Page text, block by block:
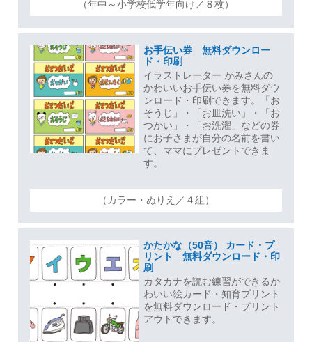
（年中～小学校低学年向け／８枚）
お手伝い券 無料ダウンロー
ド・印刷
イラストレーター がみさんの
かわいいお手伝い券を無料ダウ
ンロード・印刷できます。「お
そうじ」・「お皿洗い」・「お
つかい」・「お洗濯」などの券
にお子さまが自分の名前を書い
て、ママにプレゼントできま
す。
（カラー・ぬりえ／４組）
かたかな（50音） カード・プ
リント 無料ダウンロード・印
刷
カタカナを読む練習ができるか
わいい絵カード・知育プリント
を無料ダウンロード・プリント
アウトできます。